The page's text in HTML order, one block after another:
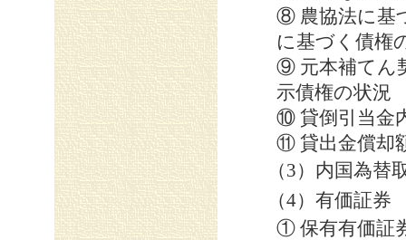
⑧ 農協法に基
に基づく債権
⑨ 元本補てん
示債権の状況
⑩ 貸倒引当金
⑪ 貸出金償却
（3）内国為替
（4）有価証券
① 保有有価証